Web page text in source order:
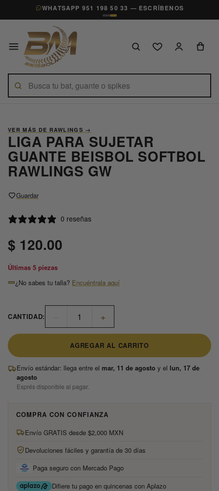
WHATSAPP 951 198 50 33 — ESCRÍBENOS
VER MÁS DE RAWLINGS →
LIGA PARA SUJETAR
GUANTE BEISBOL SOFTBOL
RAWLINGS GW
Guardar
0 reseñas
$ 120.00
Últimas 5 piezas
¿No sabes tu talla? Encuéntrala aquí
CANTIDAD: +
AGREGAR AL CARRITO
Envío estándar: llega entre el mar, 11 de agosto y el lun, 17 de
agosto
Exprés disponible al pagar.
COMPRA CON CONFIANZA
Envío GRATIS desde $2,000 MXN
Devoluciones fáciles y garantía de 30 días
Paga seguro con Mercado Pago
Difiere tu pago en quincenas con Aplazo